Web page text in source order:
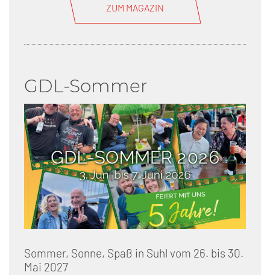
ZUM MAGAZIN
GDL-Sommer
Sommer, Sonne, Spaß in Suhl vom 26. bis 30.
Mai 2027